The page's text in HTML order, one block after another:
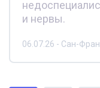
и нервы.
06.07.26 - Сан-